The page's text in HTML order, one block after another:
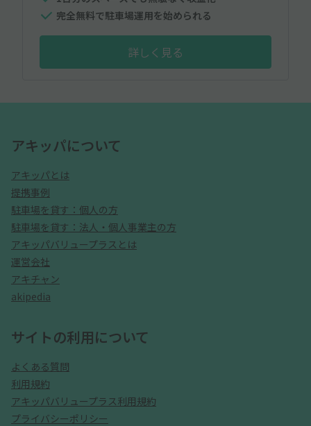
完全無料で駐車場運用を始められる
詳しく見る
アキッパについて
アキッパとは
提携事例
駐車場を貸す：個人の方
駐車場を貸す：法人・個人事業主の方
アキッパバリュープラスとは
運営会社
アキチャン
akipedia
サイトの利用について
よくある質問
利用規約
アキッパバリュープラス利用規約
プライバシーポリシー